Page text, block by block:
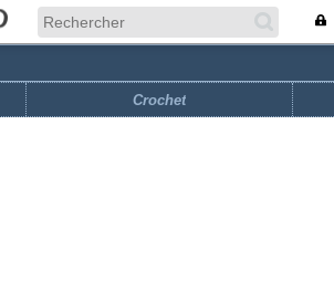
Crochet